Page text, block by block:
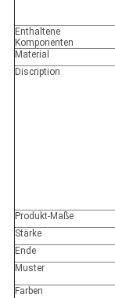
Enthaltene
Komponenten
Material
Discription
Produkt-Maße
Stärke
Ende
Muster
Farben